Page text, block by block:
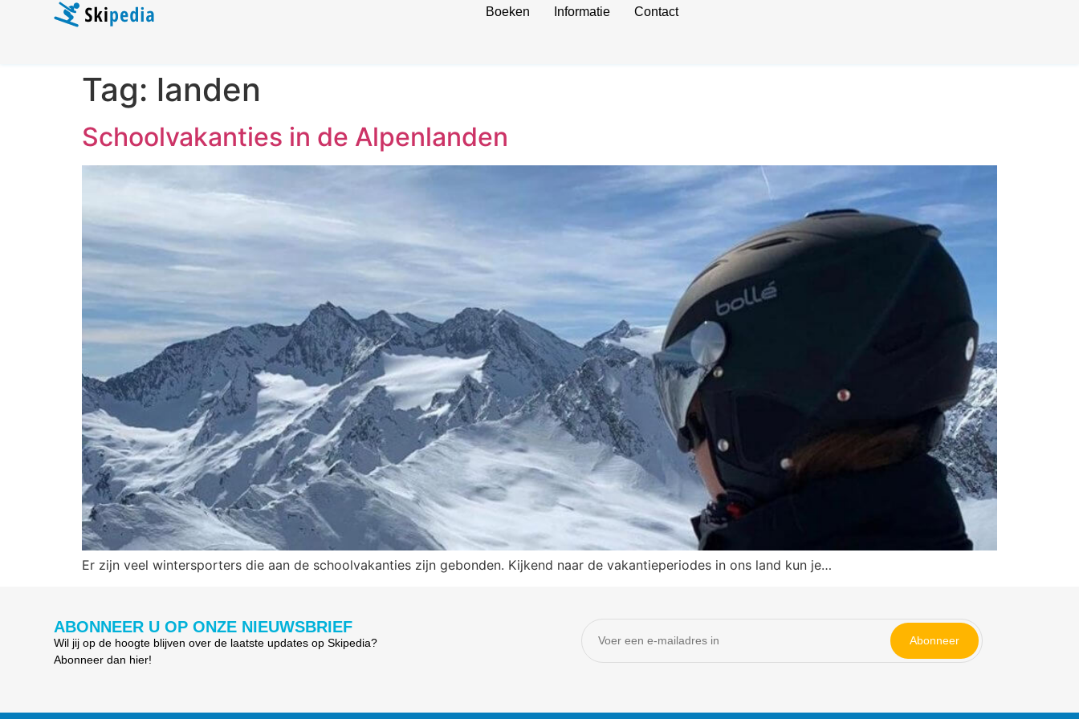
Boeken Informatie Contact
Tag: landen
Schoolvakanties in de Alpenlanden
Er zijn veel wintersporters die aan de schoolvakanties zijn gebonden. Kijkend naar de vakantieperiodes in ons land kun je…
ABONNEER U OP ONZE NIEUWSBRIEF
Wil jij op de hoogte blijven over de laatste updates op Skipedia?
Abonneer dan hier!
Abonneer